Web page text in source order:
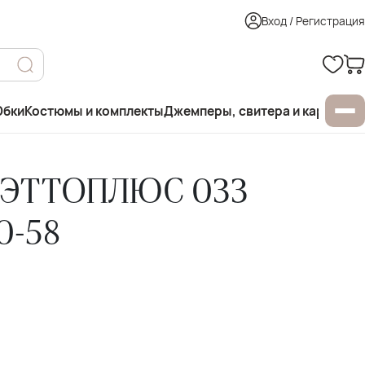
Вход / Регистрация
Костюмы и комплектыДжемперы, свитера и
033
58